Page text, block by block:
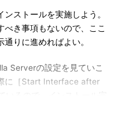
ストールを実施しよう。
き事項もないので、ここ
りに進めればよい。
Serverの設定を見ていこ
に［Start Interface after